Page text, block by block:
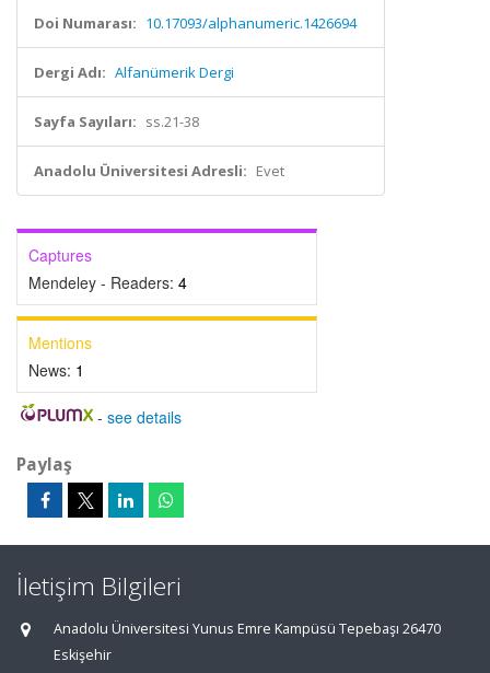
Doi Numarası: 10.17093/alphanumeric.1426694
Dergi Adı: Alfanümerik Dergi
Sayfa Sayıları: ss.21-38
Anadolu Üniversitesi Adresli: Evet
Captures
Mendeley - Readers: 4
Mentions
News: 1
- see details
Paylaş
İletişim Bilgileri
Anadolu Üniversitesi Yunus Emre Kampüsü Tepebaşı 26470
Eskişehir